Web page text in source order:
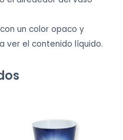
un color opaco y
ver el contenido líquido.